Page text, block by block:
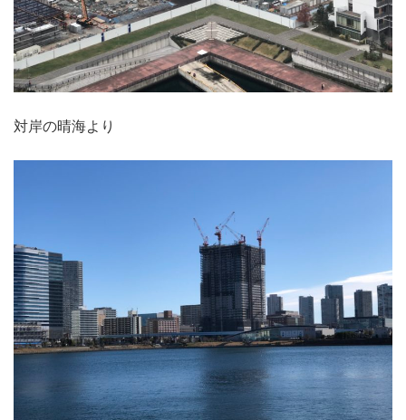
対岸の晴海より